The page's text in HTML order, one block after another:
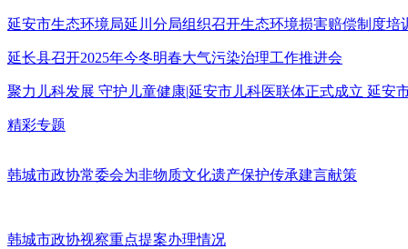
延安市生态环境局延川分局组织召开生态环境损害赔偿制度培
延长县召开2025年今冬明春大气污染治理工作推进会
聚力儿科发展 守护儿童健康|延安市儿科医联体正式成立 延安
精彩专题
韩城市政协常委会为非物质文化遗产保护传承建言献策
韩城市政协视察重点提案办理情况